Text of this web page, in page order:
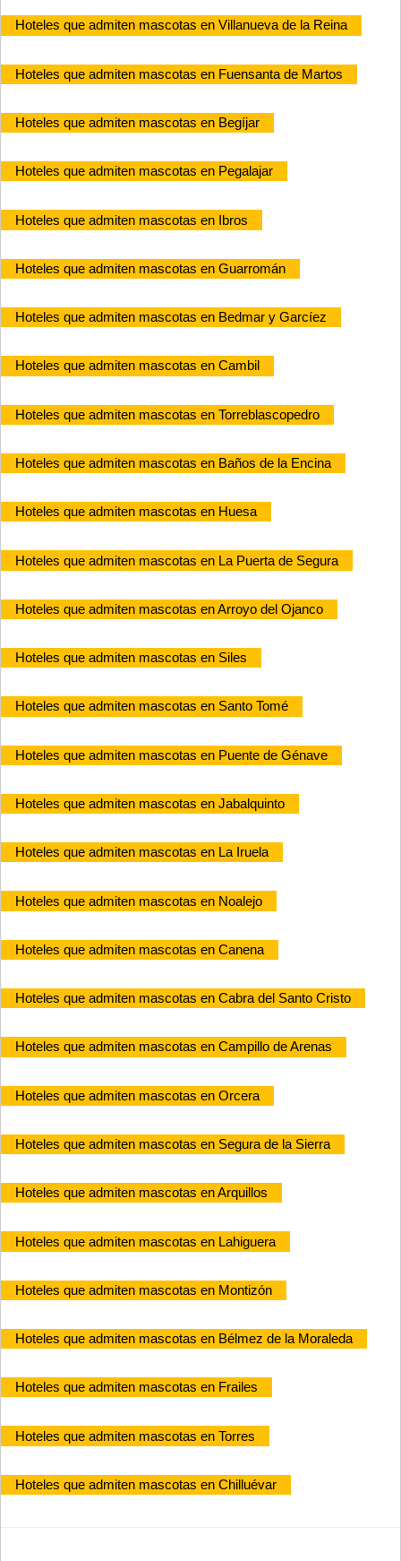
Hoteles que admiten mascotas en Villanueva de la Reina
Hoteles que admiten mascotas en Fuensanta de Martos
Hoteles que admiten mascotas en Begíjar
Hoteles que admiten mascotas en Pegalajar
Hoteles que admiten mascotas en Ibros
Hoteles que admiten mascotas en Guarromán
Hoteles que admiten mascotas en Bedmar y Garcíez
Hoteles que admiten mascotas en Cambil
Hoteles que admiten mascotas en Torreblascopedro
Hoteles que admiten mascotas en Baños de la Encina
Hoteles que admiten mascotas en Huesa
Hoteles que admiten mascotas en La Puerta de Segura
Hoteles que admiten mascotas en Arroyo del Ojanco
Hoteles que admiten mascotas en Siles
Hoteles que admiten mascotas en Santo Tomé
Hoteles que admiten mascotas en Puente de Génave
Hoteles que admiten mascotas en Jabalquinto
Hoteles que admiten mascotas en La Iruela
Hoteles que admiten mascotas en Noalejo
Hoteles que admiten mascotas en Canena
Hoteles que admiten mascotas en Cabra del Santo Cristo
Hoteles que admiten mascotas en Campillo de Arenas
Hoteles que admiten mascotas en Orcera
Hoteles que admiten mascotas en Segura de la Sierra
Hoteles que admiten mascotas en Arquillos
Hoteles que admiten mascotas en Lahiguera
Hoteles que admiten mascotas en Montizón
Hoteles que admiten mascotas en Bélmez de la Moraleda
Hoteles que admiten mascotas en Frailes
Hoteles que admiten mascotas en Torres
Hoteles que admiten mascotas en Chilluévar